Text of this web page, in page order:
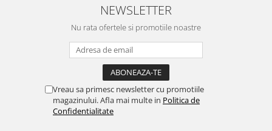
NEWSLETTER
Nu rata ofertele si promotiile noastre
Vreau sa primesc newsletter cu promotiile
magazinului. Afla mai multe in Politica de
Confidentialitate